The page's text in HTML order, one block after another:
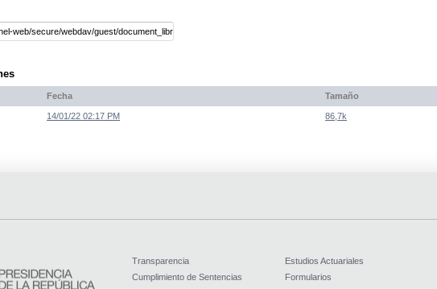
Fecha Tamaño
14/01/22 02:17 PM 86,7k
Transparencia
Cumplimiento de Sentencias
Estudios Actuariales
Formularios